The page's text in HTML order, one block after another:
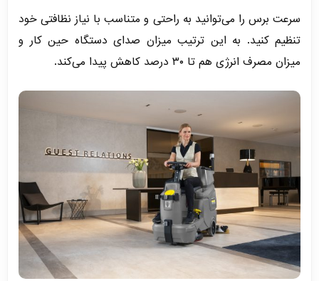
سرعت برس را می‌توانید به راحتی و متناسب با نیاز نظافتی خود
تنظیم کنید. به این ترتیب میزان صدای دستگاه حین کار و
میزان مصرف انرژی هم تا ۳۰ درصد کاهش پیدا می‌کند.